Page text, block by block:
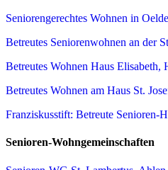
Seniorengerechtes Wohnen in
Betreutes Seniorenwohnen an der
Betreutes Wohnen Haus Elisabeth,
Betreutes Wohnen am Haus St.
Franziskusstift: Betreute Senioren-
Senioren-Wohngemeinschaften